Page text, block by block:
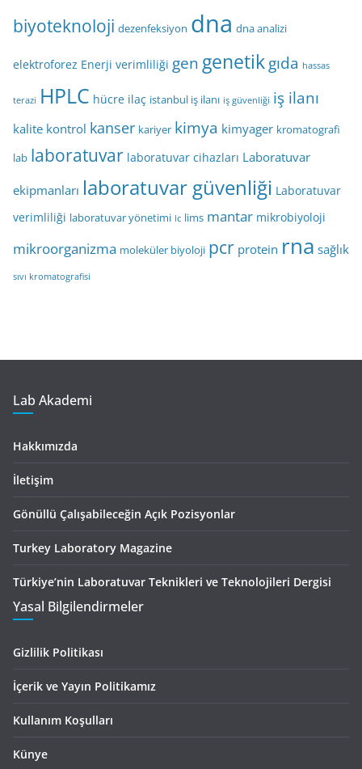
biyoteknoloji dezenfeksiyon dna dna analizi
elektroforez Enerji verimliliği gen genetikgıda hassas
terazi HPLC hücre ilaç istanbul iş ilanı iş güvenliği iş ilanı
kalite kontrol kanser kariyer kimya kimyager kromatografi
lab laboratuvar laboratuvar cihazları Laboratuvar
ekipmanları laboratuvar güvenliği Laboratuvar
verimliliği laboratuvar yönetimi lc lims mantar mikrobiyoloji
mikroorganizma moleküler biyoloji pcr protein rna sağlık
sıvı kromatografisi
Lab Akademi
Hakkımızda
İletişim
Gönüllü Çalışabileceğin Açık Pozisyonlar
Turkey Laboratory Magazine
Türkiye’nin Laboratuvar Teknikleri ve Teknolojileri Dergisi
Yasal Bilgilendirmeler
Gizlilik Politikası
İçerik ve Yayın Politikamız
Kullanım Koşulları
Künye